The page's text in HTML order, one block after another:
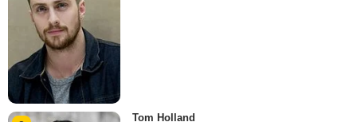
Tom Holland